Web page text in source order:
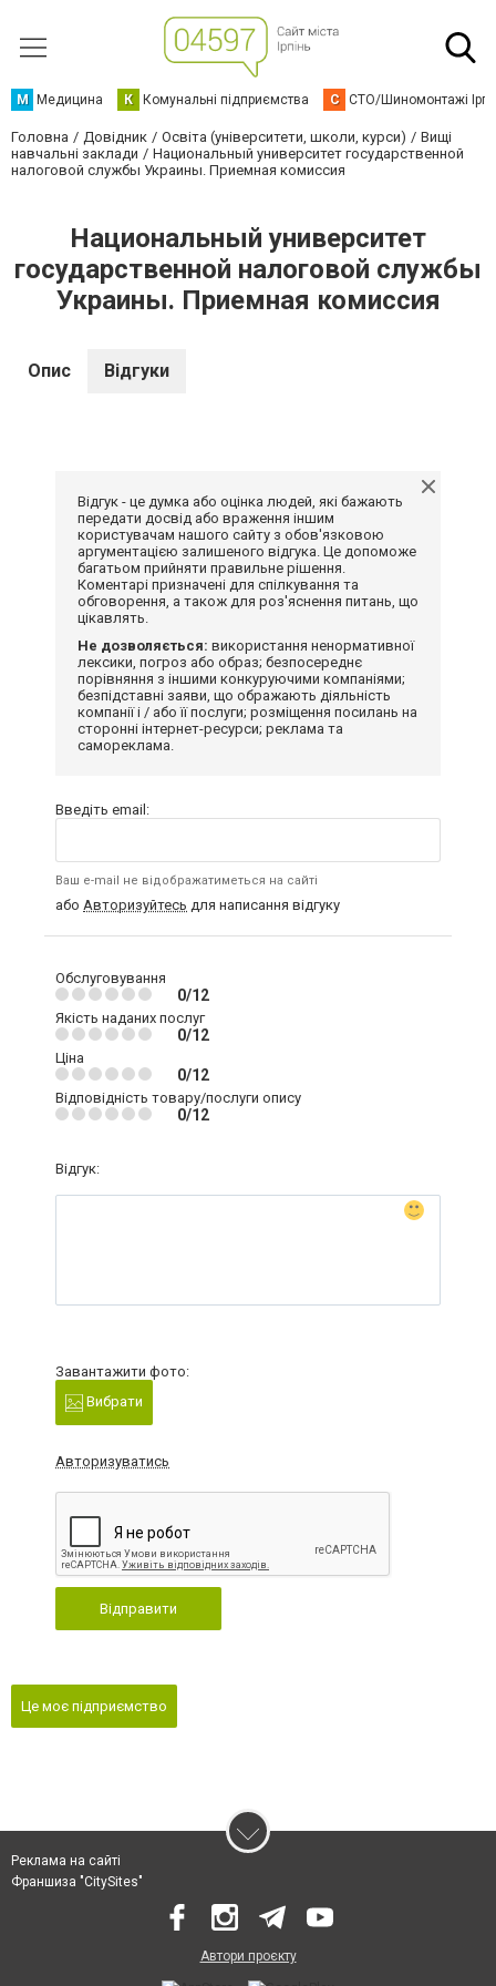
М Медицина К Комунальні підприємства С СТО/Шиномонтажі
Головна Довідник Освіта (університети, школи, курси)
Вищі
навчальні заклади
Национальный университет государственной
налоговой службы Украины. Приемная комиссия
Национальный университет
государственной налоговой службы
Украины. Приемная комиссия
Опис Відгуки
Відгук - це думка або оцінка людей, які бажають
передати досвід або враження іншим
користувачам нашого сайту з обов'язковою
аргументацією залишеного відгука. Це допоможе
багатьом прийняти правильне рішення.
Коментарі призначені для спілкування та
обговорення, а також для роз'яснення питань, що
цікавлять.
Не дозволяється: використання ненормативної
лексики, погроз або образ; безпосереднє
порівняння з іншими конкуруючими компаніями;
безпідставні заяви, що ображають діяльність
компанії і / або її послуги; розміщення посилань на
сторонні інтернет-ресурси; реклама та
самореклама.
Введіть email:
Ваш e-mail не відображатиметься на сайті
або Авторизуйтесь для написання відгуку
Обслуговування
0/12
Якість наданих послуг
0/12
Ціна
0/12
Відповідність товару/послуги опису
0/12
Відгук:
Завантажити фото:
Вибрати
Авторизуватись
Відправити
Це моє підприємство
Реклама на сайті
Франшиза "CitySites"
Автори проєкту